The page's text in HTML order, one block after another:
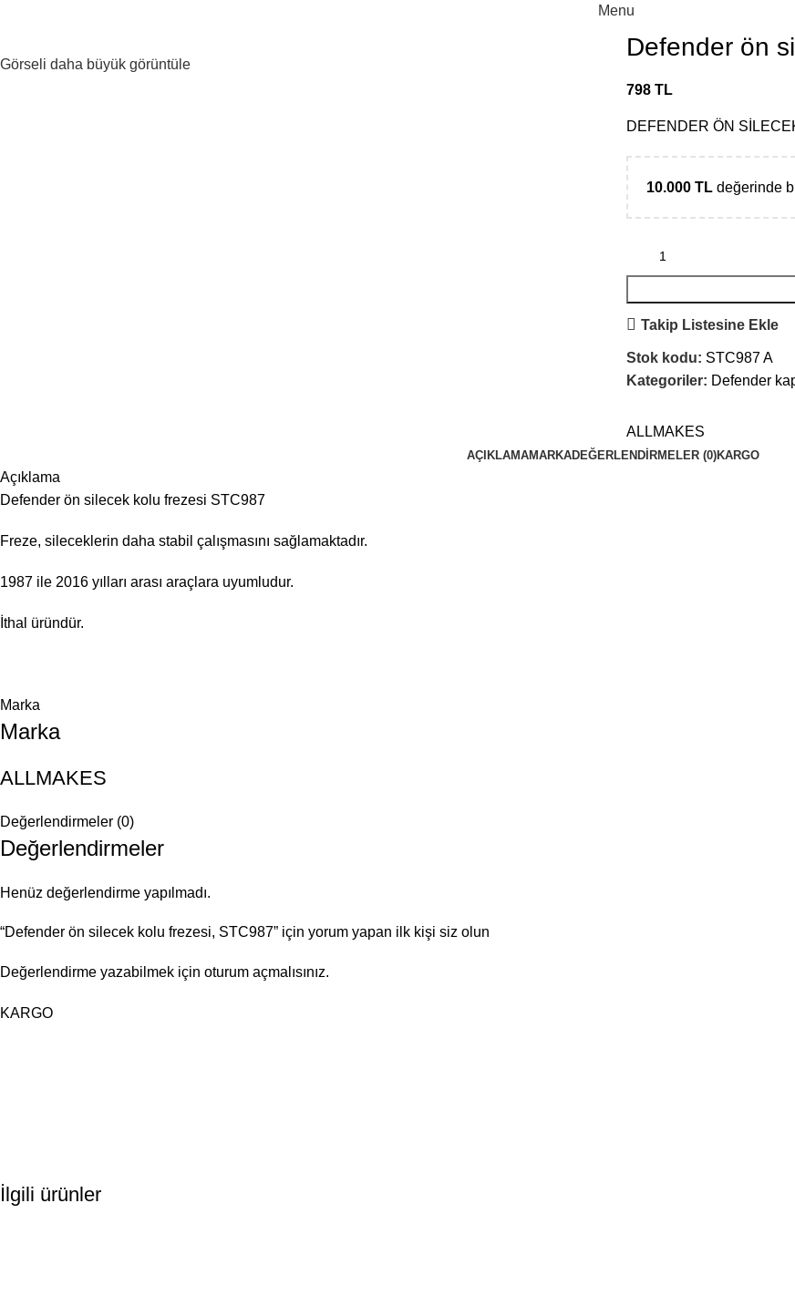
Menu
Görseli daha büyük görüntüle
Defender ön
798 TL
DEFENDER ÖN
10.000 TL değerinde
Takip Listesine Ekle
Stok kodu: STC987 A
Kategoriler: Defender
ALLMAKES
AÇIKLAMAMARKADEĞERLENDIRMELER (0)KARGO
Açıklama
Defender ön silecek kolu frezesi STC987
Freze, sileceklerin daha stabil çalışmasını sağlamaktadır.
1987 ile 2016 yılları arası araçlara uyumludur.
İthal üründür.
Marka
Marka
ALLMAKES
Değerlendirmeler (0)
Değerlendirmeler
Henüz değerlendirme yapılmadı.
“Defender ön silecek kolu frezesi, STC987” için yorum yapan ilk kişi siz olun
Değerlendirme yazabilmek için oturum açmalısınız.
KARGO
İlgili ürünler